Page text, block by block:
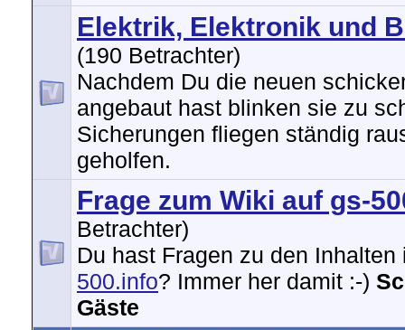
Elektrik, Elektronik und
(190 Betrachter)
Nachdem Du die neuen
angebaut hast blinken sie zu
Sicherungen fliegen ständig
geholfen.
Frage zum Wiki auf gs-
Betrachter)
Du hast Fragen zu den
500.info? Immer her damit :-)
Gäste